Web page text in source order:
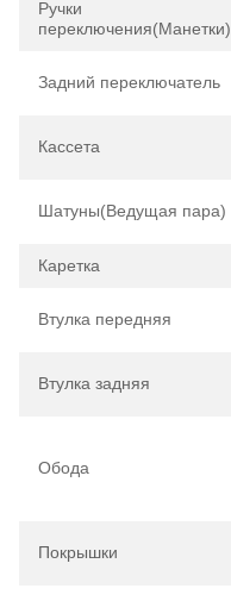
Ручки
переключения(Манетки)
Задний переключатель
Кассета
Шатуны(Ведущая пара)
Каретка
Втулка передняя
Втулка задняя
Обода
Покрышки